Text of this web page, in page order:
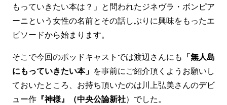
もっていきたい本は？」と問われたジネヴラ・ボンピア
ーニという女性の名前とその話しぶりに興味をもったエ
ピソードから始まります。
そこで今回のポッドキャストでは渡辺さんにも 「無人島
にもっていきたい本」 を事前にご紹介頂くようお願いし
ておいたところ、お持ち頂いたのは川上弘美さんのデビ
ュー作 『神様』（中央公論新社）でした。